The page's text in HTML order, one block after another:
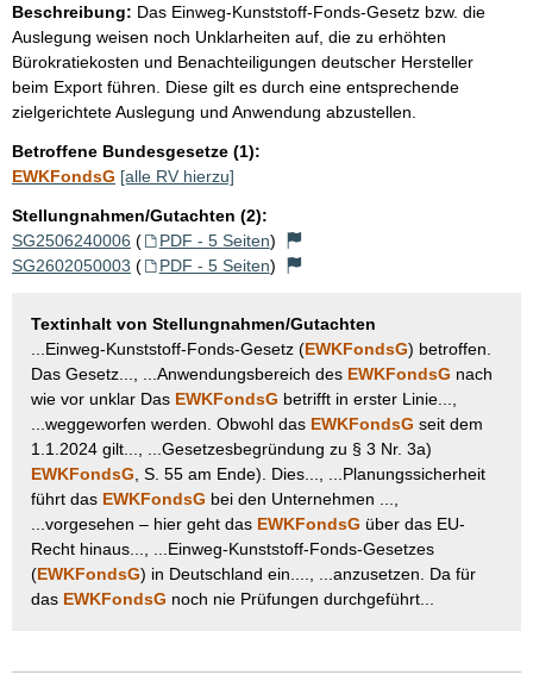
Beschreibung: Das Einweg-Kunststoff-Fonds-Gesetz bzw. die
Auslegung weisen noch Unklarheiten auf, die zu erhöhten
Bürokratiekosten und Benachteiligungen deutscher Hersteller
beim Export führen. Diese gilt es durch eine entsprechende
zielgerichtete Auslegung und Anwendung abzustellen.
Betroffene Bundesgesetze (1):
EWKFondsG [alle RV hierzu]
Stellungnahmen/Gutachten (2):
SG2506240006 ( PDF - 5 Seiten)
SG2602050003 ( PDF - 5 Seiten)
Textinhalt von Stellungnahmen/Gutachten
...Einweg-Kunststoff-Fonds-Gesetz (EWKFondsG) betroffen.
Das Gesetz..., ...Anwendungsbereich des EWKFondsG nach
wie vor unklar Das EWKFondsG betrifft in erster Linie...,
...weggeworfen werden. Obwohl das EWKFondsG seit dem
1.1.2024 gilt..., ...Gesetzesbegründung zu § 3 Nr. 3a)
EWKFondsG , S. 55 am Ende). Dies..., ...Planungssicherheit
führt das EWKFondsG bei den Unternehmen ...,
...vorgesehen – hier geht das EWKFondsG über das EU-
Recht hinaus..., ...Einweg-Kunststoff-Fonds-Gesetzes
(EWKFondsG) in Deutschland ein...., ...anzusetzen. Da für
das EWKFondsG noch nie Prüfungen durchgeführt...